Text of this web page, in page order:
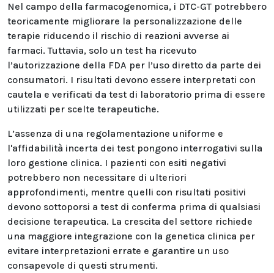
Nel campo della farmacogenomica, i DTC-GT potrebbero
teoricamente migliorare la personalizzazione delle
terapie riducendo il rischio di reazioni avverse ai
farmaci. Tuttavia, solo un test ha ricevuto
l’autorizzazione della FDA per l’uso diretto da parte dei
consumatori. I risultati devono essere interpretati con
cautela e verificati da test di laboratorio prima di essere
utilizzati per scelte terapeutiche.
L’assenza di una regolamentazione uniforme e
l'affidabilità incerta dei test pongono interrogativi sulla
loro gestione clinica. I pazienti con esiti negativi
potrebbero non necessitare di ulteriori
approfondimenti, mentre quelli con risultati positivi
devono sottoporsi a test di conferma prima di qualsiasi
decisione terapeutica. La crescita del settore richiede
una maggiore integrazione con la genetica clinica per
evitare interpretazioni errate e garantire un uso
consapevole di questi strumenti.